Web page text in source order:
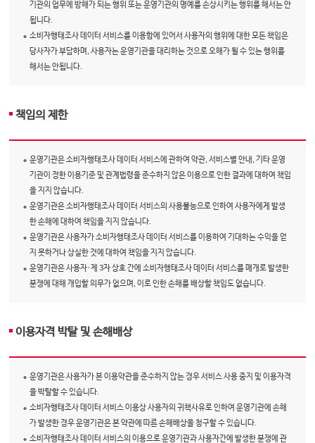
기관의 업무에 방해가 되는 행위 또는 운영기관의 명예를 손상시키는 행위를 해서는 안
됩니다.
소비자행태조사 데이터 서비스를 이용함에 있어서 사용자의 행위에 대한 모든 책임은
당사자가 부담하며, 사용자는 운영기관을 대리하는 것으로 오해가 될 수 있는 행위를
해서는 안됩니다.
책임의 제한
운영기관은 소비자행태조사 데이터 서비스에 관하여 약관, 서비스별 안내, 기타 운영
기관이 정한 이용기준 및 관계법령을 준수하지 않은 이용으로 인한 결과에 대하여 책임
을 지지 않습니다.
운영기관은 소비자행태조사 데이터 서비스의 사용불능으로 인하여 사용자에게 발생
한 손해에 대하여 책임을 지지 않습니다.
운영기관은 사용자가 소비자행태조사 데이터 서비스를 이용하여 기대하는 수익을 얻
지 못하거나 상실한 것에 대하여 책임을 지지 않습니다.
운영기관은 사용자·제 3자 상호 간에 소비자행태조사 데이터 서비스를 매개로 발생한
분쟁에 대해 개입할 의무가 없으며, 이로 인한 손해를 배상할 책임도 없습니다.
이용자격 박탈 및 손해배상
운영기관은 사용자가 본 이용약관을 준수하지 않는 경우 서비스 사용 중지 및 이용자격
을 박탈할 수 있습니다.
소비자행태조사 데이터 서비스 이용상 사용자의 귀책사유로 인하여 운영기관에 손해
가 발생한 경우 운영기관은 본 약관에 따른 손해배상을 청구할 수 있습니다.
소비자행태조사 데이터 서비스의 이용으로 운영기관과 사용자간에 발생한 분쟁에 관